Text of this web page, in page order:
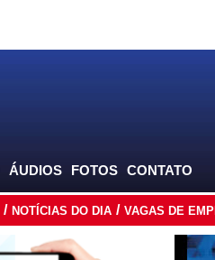
ÁUDIOS FOTOS CONTATO
NOTÍCIAS DO DIA VAGAS DE